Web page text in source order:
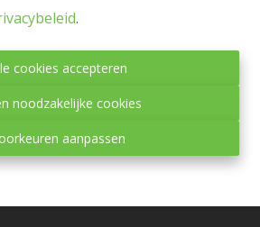
.
cookies accepteren
noodzakelijke cookies
aanpassen
autoriteit:
Vastgoedmakelaars,
B te 1000 Brussel.
-Disclaimer